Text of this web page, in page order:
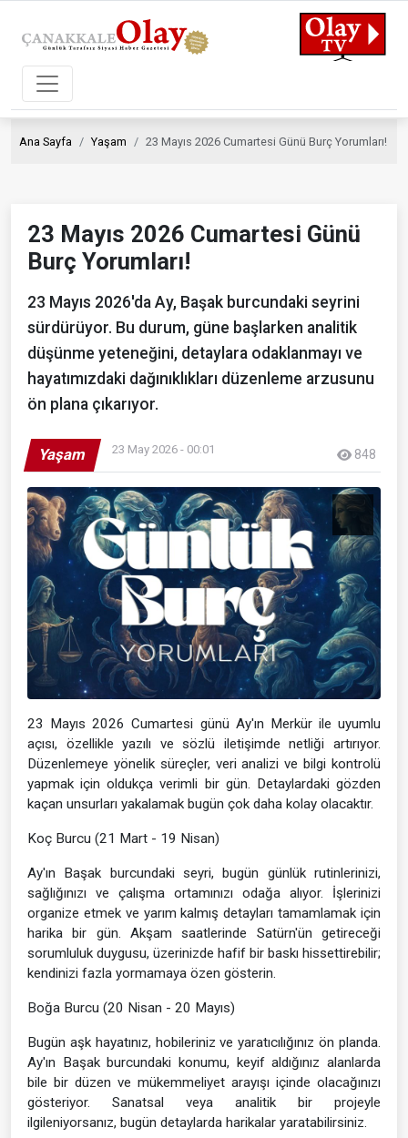
Ana Sayfa Yaşam 23 Mayıs 2026 Cumartesi Günü Burç Yorumları!
23 Mayıs 2026 Cumartesi Günü
Burç Yorumları!
23 Mayıs 2026'da Ay, Başak burcundaki seyrini
sürdürüyor. Bu durum, güne başlarken analitik
düşünme yeteneğini, detaylara odaklanmayı ve
hayatımızdaki dağınıklıkları düzenleme arzusunu
ön plana çıkarıyor.
Yaşam 23 May 2026 - 00:01 848
23 Mayıs 2026 Cumartesi günü Ay'ın Merkür ile uyumlu
açısı, özellikle yazılı ve sözlü iletişimde netliği artırıyor.
Düzenlemeye yönelik süreçler, veri analizi ve bilgi kontrolü
yapmak için oldukça verimli bir gün. Detaylardaki gözden
kaçan unsurları yakalamak bugün çok daha kolay olacaktır.
Koç Burcu (21 Mart - 19 Nisan)
Ay'ın Başak burcundaki seyri, bugün günlük rutinlerinizi,
sağlığınızı ve çalışma ortamınızı odağa alıyor. İşlerinizi
organize etmek ve yarım kalmış detayları tamamlamak için
harika bir gün. Akşam saatlerinde Satürn'ün getireceği
sorumluluk duygusu, üzerinizde hafif bir baskı hissettirebilir;
kendinizi fazla yormamaya özen gösterin.
Boğa Burcu (20 Nisan - 20 Mayıs)
Bugün aşk hayatınız, hobileriniz ve yaratıcılığınız ön planda.
Ay'ın Başak burcundaki konumu, keyif aldığınız alanlarda
bile bir düzen ve mükemmeliyet arayışı içinde olacağınızı
gösteriyor. Sanatsal veya analitik bir projeyle
ilgileniyorsanız, bugün detaylarda harikalar yaratabilirsiniz.